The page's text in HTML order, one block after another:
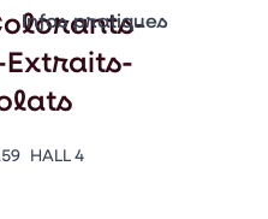
Vitrine Innovations
Emballages
Infos pratiques
Contacts
Venir au CFIA Rennes
Appuyez sur Entrée pour
Extraits-
HALL 4